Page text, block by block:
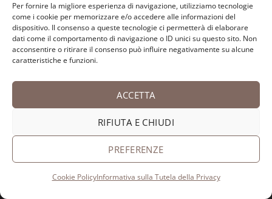
Per fornire la migliore esperienza di navigazione, utilizziamo tecnologie
come i cookie per memorizzare e/o accedere alle informazioni del
dispositivo. Il consenso a queste tecnologie ci permetterà di elaborare
dati come il comportamento di navigazione o ID unici su questo sito. Non
acconsentire o ritirare il consenso può influire negativamente su alcune
caratteristiche e funzioni.
ACCETTA
RIFIUTA E CHIUDI
PREFERENZE
Cookie PolicyInformativa sulla Tutela della Privacy
ANTICA FARMACIA SANT'ANNA dei Frati Carmelitani
Scalzi
Piazza S. Anna, 8
16125 Genova (Italy)
erboristeriadeifrati.it
Pec:erboristeriadeifrati@pec.it
P. IVA IT00624930103